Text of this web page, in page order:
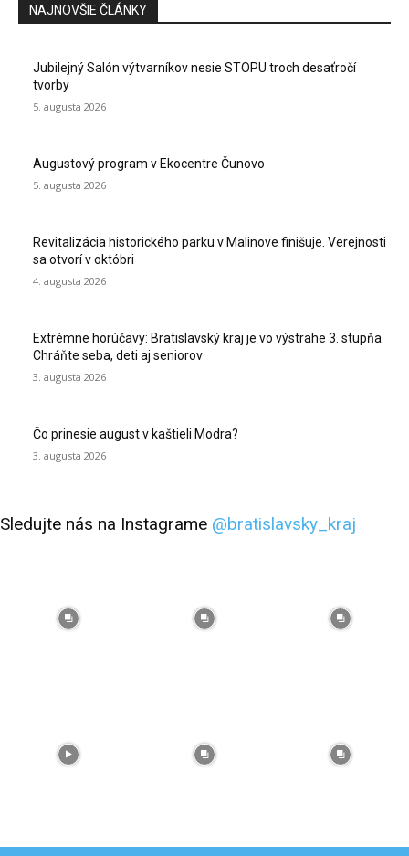
NAJNOVŠIE ČLÁNKY
Jubilejný Salón výtvarníkov nesie STOPU troch desaťročí
tvorby
5. augusta 2026
Augustový program v Ekocentre Čunovo
5. augusta 2026
Revitalizácia historického parku v Malinove finišuje. Verejnosti
sa otvorí v októbri
4. augusta 2026
Extrémne horúčavy: Bratislavský kraj je vo výstrahe 3. stupňa.
Chráňte seba, deti aj seniorov
3. augusta 2026
Čo prinesie august v kaštieli Modra?
3. augusta 2026
Sledujte nás na Instagrame @bratislavsky_kraj